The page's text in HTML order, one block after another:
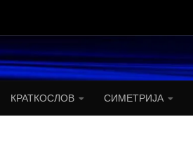
КРАТКОСЛОВ СИМЕТРИЈА